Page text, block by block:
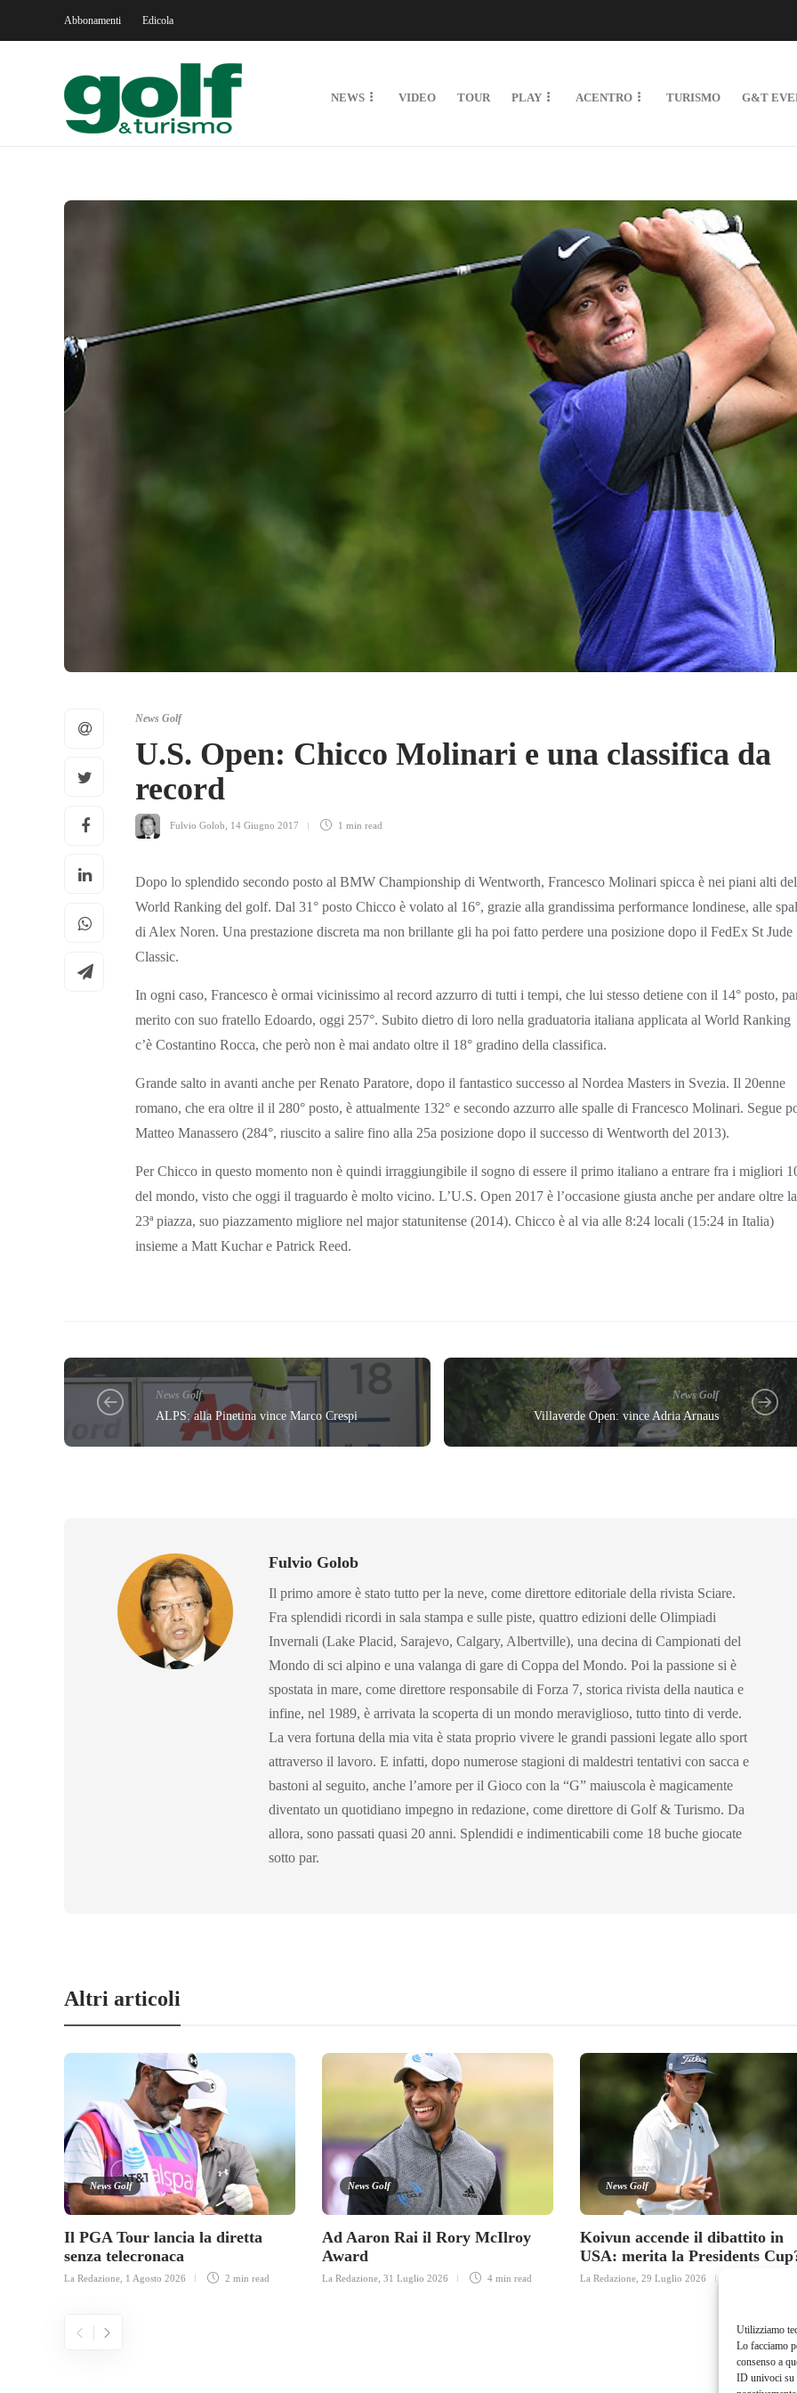
Utilizziamo
Lo facciamo
consenso a
ID univoci su
Abbonamenti Edicola
NEWS VIDEO TOUR PLAY ACENTRO TURISMO G&T
News Golf
U.S. Open: Chicco Molinari e una classifica da
record
Fulvio Golob 14 Giugno 2017 1 min read
Dopo lo splendido secondo posto al BMW Championship di Wentworth, Francesco Molinari spicca è nei piani alti del
World Ranking del golf. Dal 31° posto Chicco è volato al 16°, grazie alla grandissima performance londinese, alle
di Alex Noren. Una prestazione discreta ma non brillante gli ha poi fatto perdere una posizione dopo il FedEx St Jude
Classic.
In ogni caso, Francesco è ormai vicinissimo al record azzurro di tutti i tempi, che lui stesso detiene con il 14° posto,
merito con suo fratello Edoardo, oggi 257°. Subito dietro di loro nella graduatoria italiana applicata al World Ranking
c’è Costantino Rocca, che però non è mai andato oltre il 18° gradino della classifica.
Grande salto in avanti anche per Renato Paratore, dopo il fantastico successo al Nordea Masters in Svezia. Il 20enne
romano, che era oltre il il 280° posto, è attualmente 132° e secondo azzurro alle spalle di Francesco Molinari. Segue
Matteo Manassero (284°, riuscito a salire fino alla 25a posizione dopo il successo di Wentworth del 2013).
Per Chicco in questo momento non è quindi irraggiungibile il sogno di essere il primo italiano a entrare fra i migliori
del mondo, visto che oggi il traguardo è molto vicino. L’U.S. Open 2017 è l’occasione giusta anche per andare oltre la
23ª piazza, suo piazzamento migliore nel major statunitense (2014). Chicco è al via alle 8:24 locali (15:24 in Italia)
insieme a Matt Kuchar e Patrick Reed.
News Golf
ALPS: alla Pinetina vince Marco Crespi
News Golf
Villaverde Open: vince Adria Arnaus
Fulvio Golob
Il primo amore è stato tutto per la neve, come direttore editoriale della rivista Sciare.
Fra splendidi ricordi in sala stampa e sulle piste, quattro edizioni delle Olimpiadi
Invernali (Lake Placid, Sarajevo, Calgary, Albertville), una decina di Campionati del
Mondo di sci alpino e una valanga di gare di Coppa del Mondo. Poi la passione si è
spostata in mare, come direttore responsabile di Forza 7, storica rivista della nautica e
infine, nel 1989, è arrivata la scoperta di un mondo meraviglioso, tutto tinto di verde.
La vera fortuna della mia vita è stata proprio vivere le grandi passioni legate allo sport
attraverso il lavoro. E infatti, dopo numerose stagioni di maldestri tentativi con sacca e
bastoni al seguito, anche l’amore per il Gioco con la “G” maiuscola è magicamente
diventato un quotidiano impegno in redazione, come direttore di Golf & Turismo. Da
allora, sono passati quasi 20 anni. Splendidi e indimenticabili come 18 buche giocate
sotto par.
Altri articoli
News Golf
Il PGA Tour lancia la diretta
senza telecronaca
La Redazione, 1 Agosto 2026 2 min read
News Golf
Ad Aaron Rai il Rory McIlroy
Award
La Redazione, 31 Luglio 2026 4 min read
News Golf
Koivun accende il dibattito in
USA: merita la Presidents
La Redazione, 29 Luglio 2026